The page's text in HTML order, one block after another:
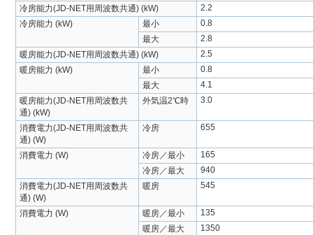
冷房能力(JD-NET用周波数共通) (kW)
2.2
冷房能力 (kW)
最小
0.8
最大
2.8
暖房能力(JD-NET用周波数共通) (kW)
2.5
暖房能力 (kW)
最小
0.8
最大
4.1
暖房能力(JD-NET用周波数共
通) (kW)
外気温2℃時 3.0
消費電力(JD-NET用周波数共
通) (W)
冷房 655
消費電力 (W) 冷房／最小
165
冷房／最大
940
消費電力(JD-NET用周波数共
通) (W)
暖房 545
消費電力 (W) 暖房／最小
135
暖房／最大
1350